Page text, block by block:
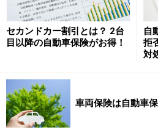
セカンドカー割引とは？ 2台
目以降の自動車保険がお得！
自
拒
対
車両保険は自動車